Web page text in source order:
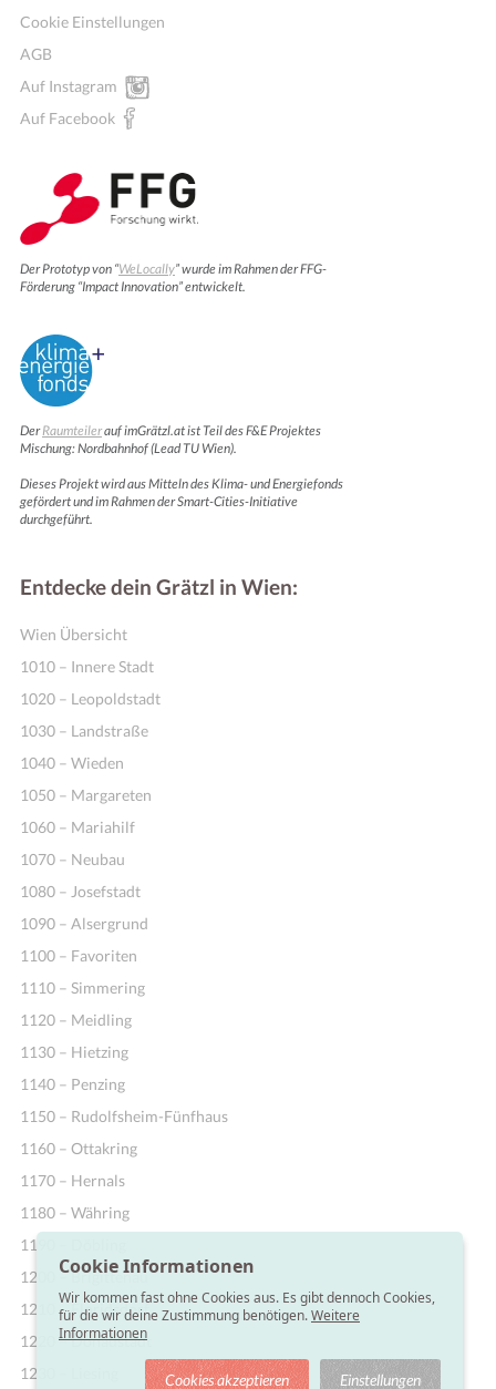
Cookie Einstellungen
AGB
Auf Instagram
Auf Facebook
Der Prototyp von “WeLocally” wurde im Rahmen der FFG-
Förderung “Impact Innovation” entwickelt.
DerRaumteilerauf imGrätzl.at ist Teil des F&E Projektes
Mischung: Nordbahnhof (Lead TU Wien).
Dieses Projekt wird aus Mitteln des Klima- und Energiefonds
gefördert und im Rahmen der Smart-Cities-Initiative
durchgeführt.
Entdecke dein Grätzl in Wien:
Wien Übersicht
1010 – Innere Stadt
1020 – Leopoldstadt
1030 – Landstraße
1040 – Wieden
1050 – Margareten
1060 – Mariahilf
1070 – Neubau
1080 – Josefstadt
1090 – Alsergrund
1100 – Favoriten
1110 – Simmering
1120 – Meidling
1130 – Hietzing
1140 – Penzing
1150 – Rudolfsheim-Fünfhaus
1160 – Ottakring
1170 – Hernals
1180 – Währing
1190 – Döbling
1200 – Brigittenau
1210 – Floridsdorf
1220 – Donaustadt
1230 – Liesing
Cookie Informationen
Wir kommen fast ohne Cookies aus. Es gibt dennoch Cookies,
für die wir deine Zustimmung benötigen.Weitere
Informationen
Cookies akzeptieren Einstellungen